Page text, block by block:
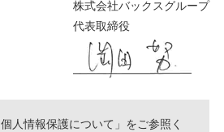
株式会社バックスグループ
代表取締役
個人情報保護について 」をご参照く